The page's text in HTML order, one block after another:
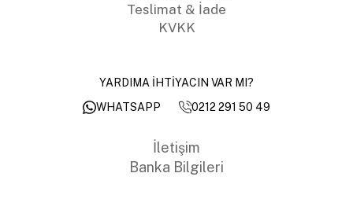
Teslimat & İade
KVKK
YARDIMA İHTİYACIN VAR MI?
WHATSAPP
0212 291 50 49
İletişim
Banka Bilgileri